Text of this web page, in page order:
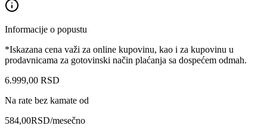
Informacije o popustu
*Iskazana cena važi za online kupovinu, kao i za kupovinu u
prodavnicama za gotovinski način plaćanja sa dospećem odmah.
6.999,00 RSD
Na rate bez kamate od
584,00RSD/mesečno